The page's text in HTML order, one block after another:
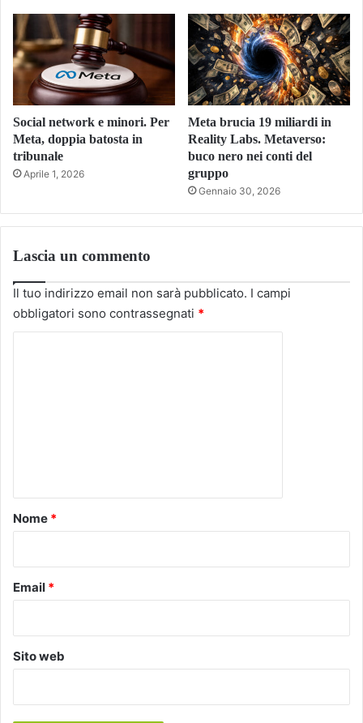
Social network e minori. Per
Meta, doppia batosta in
tribunale
Aprile 1, 2026
Meta brucia 19 miliardi in
Reality Labs. Metaverso:
buco nero nei conti del
gruppo
Gennaio 30, 2026
Lascia un commento
Il tuo indirizzo email non sarà pubblicato. I campi
obbligatori sono contrassegnati *
o
Nome *
Email *
Sito web